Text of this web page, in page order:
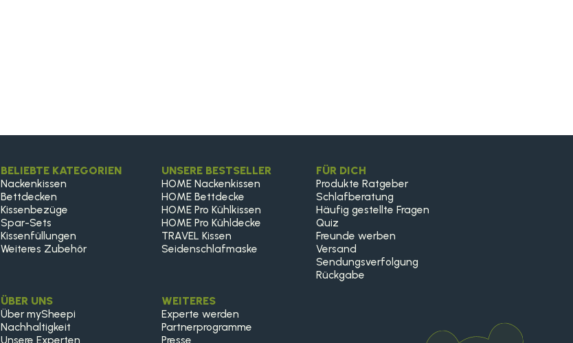
BELIEBTE KATEGORIEN
Nackenkissen
Bettdecken
Kissenbezüge
Spar-Sets
Kissenfüllungen
Weiteres Zubehör
UNSERE BESTSELLER
HOME Nackenkissen
HOME Bettdecke
HOME Pro Kühlkissen
HOME Pro Kühldecke
TRAVEL Kissen
Seidenschlafmaske
FÜR DICH
Produkte Ratgeber
Schlafberatung
Häufig gestellte Fragen
Quiz
Freunde werben
Versand
Sendungsverfolgung
Rückgabe
ÜBER UNS
Über mySheepi
Nachhaltigkeit
Unsere Experten
WEITERES
Experte werden
Partnerprogramme
Presse